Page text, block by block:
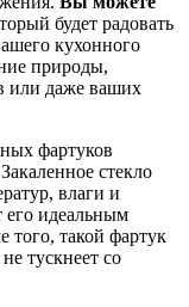
будет радовать
кухонного
природы,
или даже ваших
фартуков
стекло
влаги и
его идеальным
того, такой фартук
тускнеет со